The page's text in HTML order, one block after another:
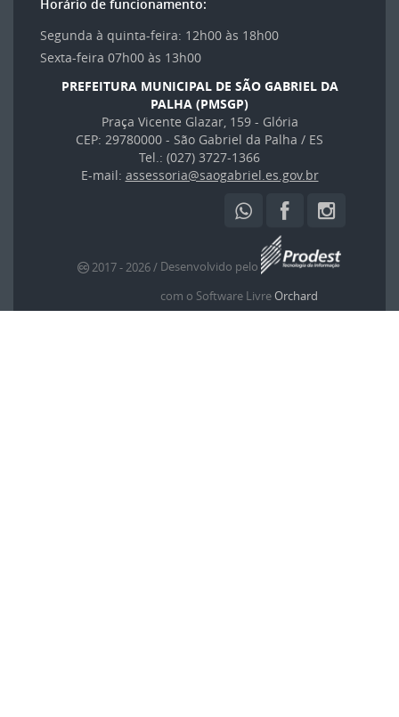
Horário de funcionamento:
Segunda à quinta-feira: 12h00 às 18h00
Sexta-feira 07h00 às 13h00
PREFEITURA MUNICIPAL DE SÃO GABRIEL DA
PALHA (PMSGP)
Praça Vicente Glazar, 159 - Glória
CEP: 29780000 - São Gabriel da Palha / ES
Tel.: (027) 3727-1366
E-mail: assessoria@saogabriel.es.gov.br
2017- 2026/ Desenvolvido pelo
com o Software LivreOrchard